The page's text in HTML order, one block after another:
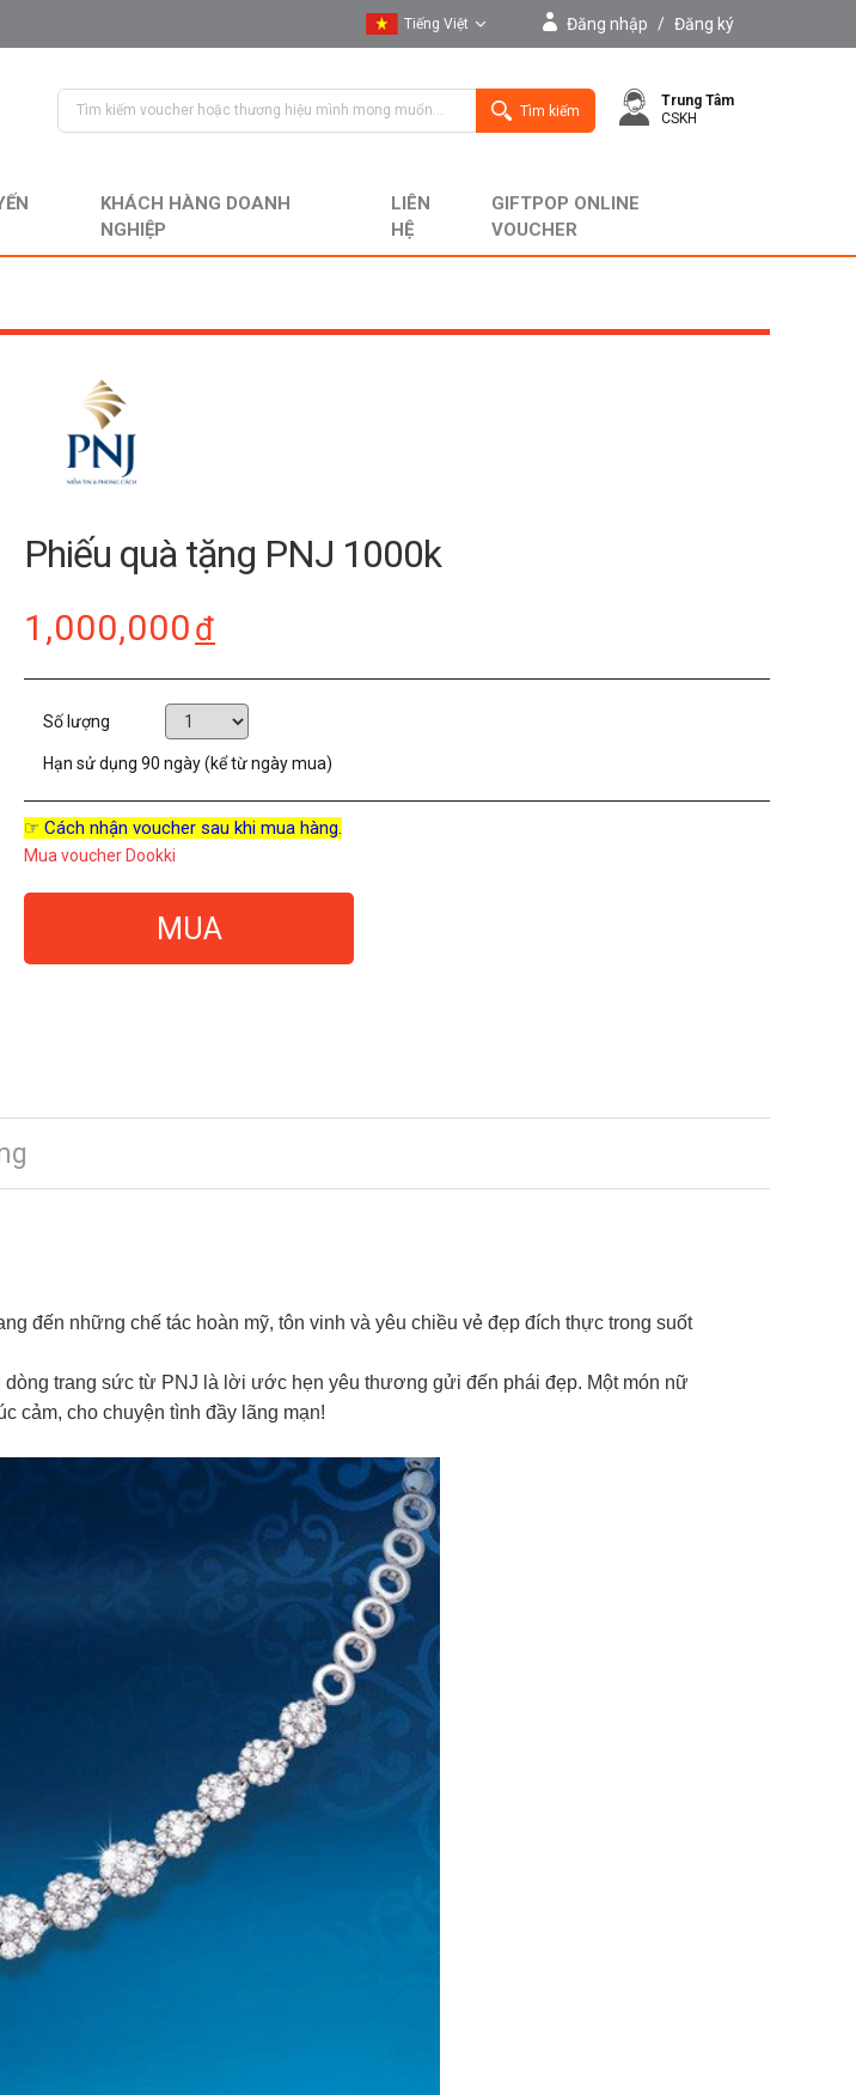
Tiếng Việt
English
Đăng nhập / Đăng ký
Tìm kiếm
Trung Tâm
CSKH
KHÁCH HÀNG DOANH
NGHIỆP
LIÊN
HỆ
GIFTPOP ONLINE
VOUCHER
Phiếu quà tặng PNJ 1000k
1,000,000đ
Số lượng
Hạn sử dụng 90 ngày (kể từ ngày mua)
☞ Cách nhận voucher sau khi mua hàng.
Mua voucher Dookki
MUA
đến những chế tác hoàn mỹ, tôn vinh và yêu chiều vẻ đẹp đích thực trong suốt
trang sức từ PNJ là lời ước hẹn yêu thương gửi đến phái đẹp. Một món nữ
cảm, cho chuyện tình đầy lãng mạn!